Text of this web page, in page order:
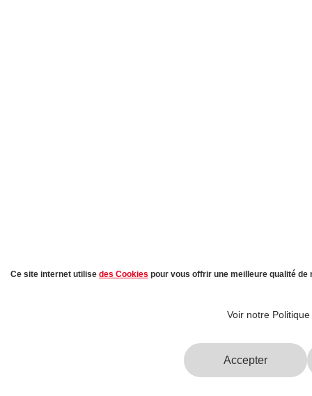
Ce site internet utilise des Cookies pour vous offrir une meilleure qualité de
Accepter
Voir notre